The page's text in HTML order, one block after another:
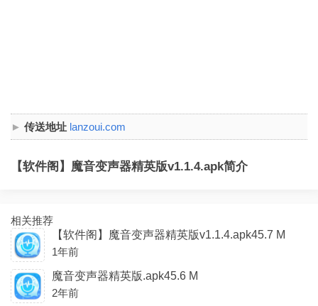
传送地址 lanzoui.com
【软件阁】魔音变声器精英版v1.1.4.apk简介
相关推荐
【软件阁】魔音变声器精英版v1.1.4.apk45.7 M
1年前
魔音变声器精英版.apk45.6 M
2年前